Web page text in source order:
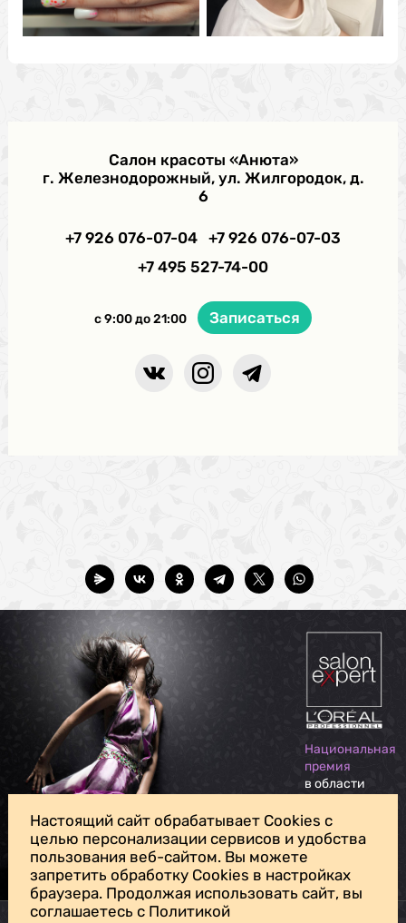
Салон красоты «Анюта»
г. Железнодорожный, ул. Жилгородок, д.
6
+7 926 076-07-04 +7 926 076-07-03
+7 495 527-74-00
с 9:00 до 21:00 Записаться
Политика конфиденциальности
Для личных вопросов, жалоб и предложений обращайтесь на
нашу почту доверия
Национальная
премия
в области
красоты
Настоящий сайт обрабатывает Cookies с
целью персонализации сервисов и удобства
пользования веб-сайтом. Вы можете
запретить обработку Cookies в настройках
браузера. Продолжая использовать сайт, вы
соглашаетесь с Политикой